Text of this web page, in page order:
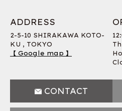
ADDRESS
2-5-10 SHIRAKAWA KOTO-
KU , TOKYO
【 Google map 】
CONTACT